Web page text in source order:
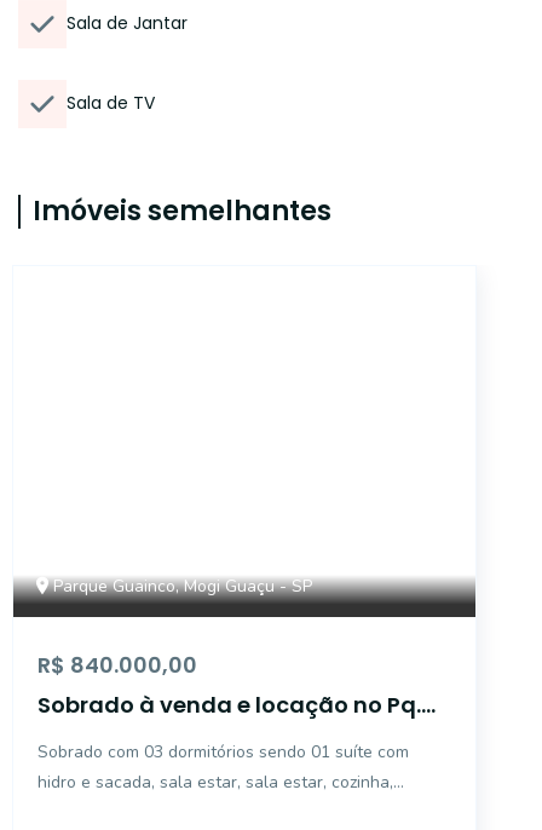
Sala de Jantar
Sala de TV
Imóveis semelhantes
Parque Guainco, Mogi Guaçu - SP
R$ 840.000,00
Sobrado à venda e locação no Pq.
Sobrado com 03 dormitórios sendo 01 suíte com
hidro e sacada, sala estar, sala estar, cozinha,